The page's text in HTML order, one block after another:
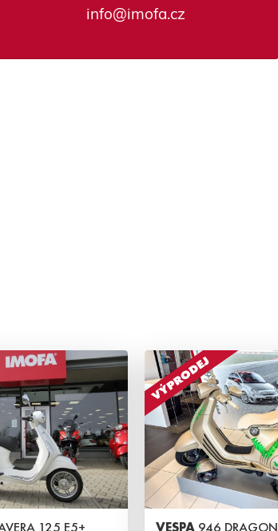
info@imofa.cz
125 E5+ VESPA 946 DRAGON